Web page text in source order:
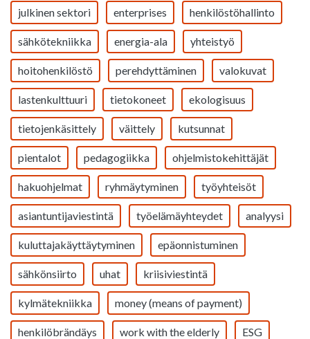
julkinen sektori enterprises henkilöstöhallinto
sähkötekniikka energia-ala yhteistyö
hoitohenkilöstö perehdyttäminen valokuvat
lastenkulttuuri tietokoneet ekologisuus
tietojenkäsittely väittely kutsunnat
pientalot pedagogiikka ohjelmistokehittäjät
hakuohjelmat ryhmäytyminen työyhteisöt
asiantuntijaviestintä työelämäyhteydet analyysi
kuluttajakäyttäytyminen epäonnistuminen
sähkönsiirto uhat kriisiviestintä
kylmätekniikka money (means of payment)
henkilöbrändäys work with the elderly ESG